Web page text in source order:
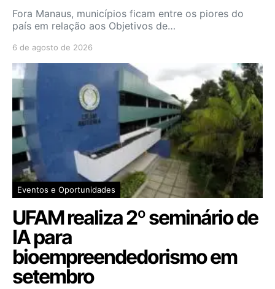
Fora Manaus, municípios ficam entre os piores do
país em relação aos Objetivos de…
6 de agosto de 2026
Eventos e Oportunidades
UFAM realiza 2º seminário de
IA para
bioempreendedorismo em
setembro